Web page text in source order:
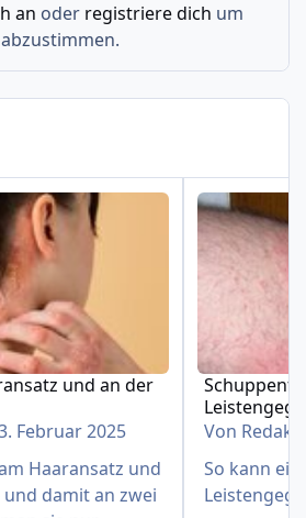
an oder registriere dich um
abzustimmen.
Folie
Karussell-Folie
und an der Hand
und an der
Februar 2025
Haaransatz und
damit an zwei
Von
So kann